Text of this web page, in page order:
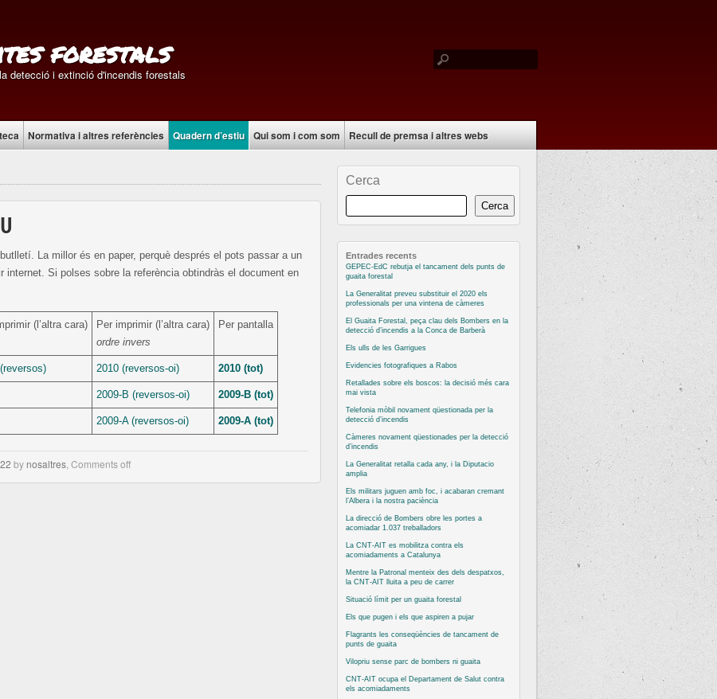
forestals
detecció i extinció d'incendis forestals
Normativa i altres referències Quadern d’estiu Qui som i com som Recull de premsa i altres webs
La millor és en paper, perquè després el pots passar a un
internet. Si polses sobre la referència obtindràs el document en
(l’altra cara)
Per imprimir (l’altra cara)
ordre invers
Per pantalla
2010 (reversos-oi) 2010 (tot)
2009-B (reversos-oi) 2009-B (tot)
2009-A (reversos-oi) 2009-A (tot)
by nosaltres Comments off
Cerca
Cerca
Entrades recents
GEPEC-EdC rebutja el tancament dels punts de
guaita forestal
La Generalitat preveu substituir el 2020 els
professionals per una vintena de càmeres
El Guaita Forestal, peça clau dels Bombers en la
detecció d’incendis a la Conca de Barberà
Els ulls de les Garrigues
Evidencies fotografiques a Rabos
Retallades sobre els boscos: la decisió més cara
mai vista
Telefonia mòbil novament qüestionada per la
detecció d’incendis
Càmeres novament qüestionades per la detecció
d’incendis
La Generalitat retalla cada any, i la Diputacio
amplia
Els militars juguen amb foc, i acabaran cremant
l’Albera i la nostra paciència
La direcció de Bombers obre les portes a
acomiadar 1.037 treballadors
La CNT-AIT es mobilitza contra els
acomiadaments a Catalunya
Mentre la Patronal menteix des dels despatxos,
la CNT-AIT lluita a peu de carrer
Situació límit per un guaita forestal
Els que pugen i els que aspiren a pujar
Flagrants les conseqüències de tancament de
punts de guaita
Vilopriu sense parc de bombers ni guaita
CNT-AIT ocupa el Departament de Salut contra
els acomiadaments